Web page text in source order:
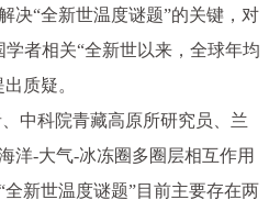
决“全新世温度谜题”的关键，对
学者相关“全新世以来，全球年均
质疑。
科院青藏高原所研究员、兰
洋-大气-冰冻圈多圈层相互作用
新世温度谜题”目前主要存在两